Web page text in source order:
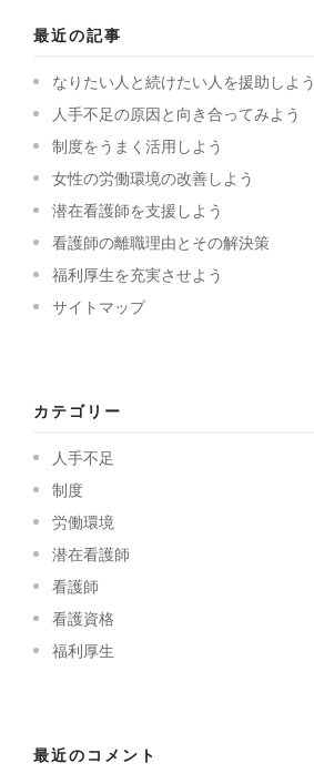
最近の記事
なりたい人と続けたい人を援助しよう
人手不足の原因と向き合ってみよう
制度をうまく活用しよう
女性の労働環境の改善しよう
潜在看護師を支援しよう
看護師の離職理由とその解決策
福利厚生を充実させよう
サイトマップ
カテゴリー
人手不足
制度
労働環境
潜在看護師
看護師
看護資格
福利厚生
最近のコメント